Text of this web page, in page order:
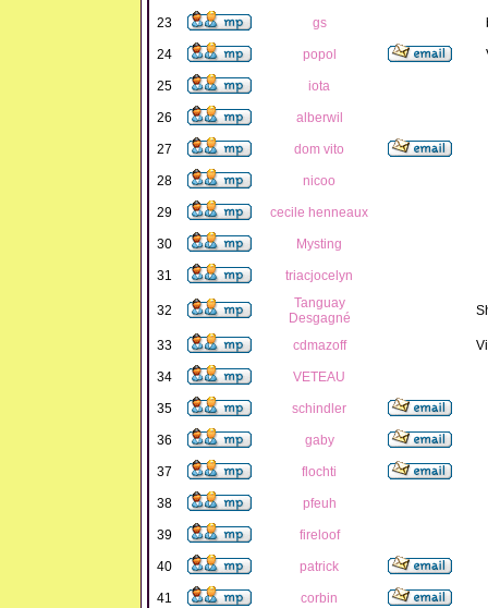
23 gs
24 popol
25 iota
26 alberwil
27 dom vito
28 nicoo
29 cecile henneaux
30 Mysting
31 triacjocelyn
32
Tanguay
Desgagné
33 cdmazoff
34 VETEAU
35 schindler
36 gaby
37 flochti
38 pfeuh
39 fireloof
40 patrick
41 corbin